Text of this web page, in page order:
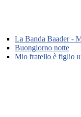
La Banda Baader -
Buongiorno notte
Mio fratello è figlio